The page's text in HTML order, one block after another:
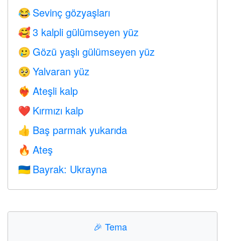
😂 Sevinç gözyaşları
🥰 3 kalpli gülümseyen yüz
🥲 Gözü yaşlı gülümseyen yüz
🥺 Yalvaran yüz
❤️‍🔥 Ateşli kalp
❤️ Kırmızı kalp
👍 Baş parmak yukarıda
🔥 Ateş
🇺🇦 Bayrak: Ukrayna
🎉 Tema